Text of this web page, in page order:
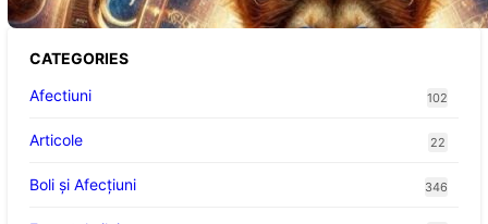
CATEGORIES
Afectiuni
102
Articole 22
Boli și Afecțiuni 346